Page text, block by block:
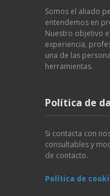
Somos el aliado
entendemos en
Nuestro objetivo
experiencia,
una de las
herramientas.
Política de
Si contacta con
consultables y
de contacto.
Política de